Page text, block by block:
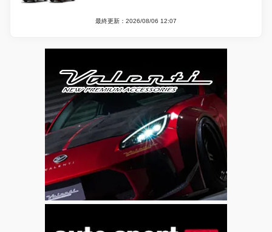
最終更新：2026/08/06 12:07